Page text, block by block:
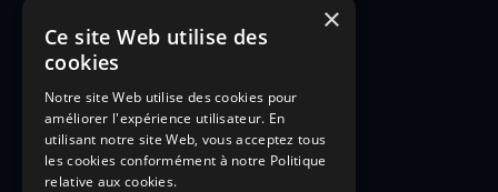
×
Ce site Web utilise des
cookies
Notre site Web utilise des cookies pour
améliorer l'expérience utilisateur. En
utilisant notre site Web, vous acceptez tous
les cookies conformément à notre Politique
relative aux cookies.